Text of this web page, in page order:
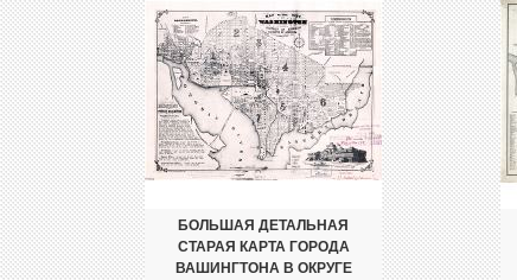
БОЛЬШАЯ ДЕТАЛЬНАЯ
СТАРАЯ КАРТА ГОРОДА
ВАШИНГТОНА В ОКРУГЕ